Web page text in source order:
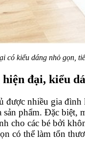
có kiểu dáng nhỏ gọn,
đại, kiểu
được nhiều gia đình
sản phẩm. Đặc biệt,
cho các bé bởi
có thể làm tổn